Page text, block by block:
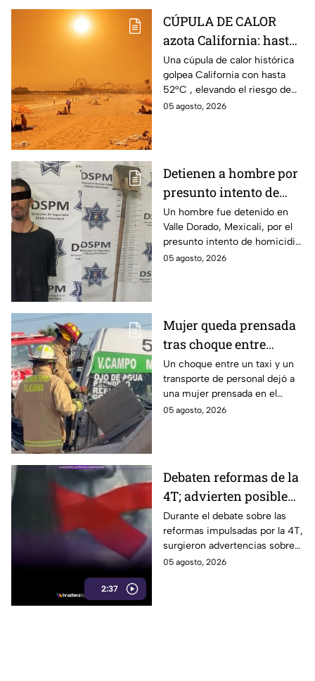
CÚPULA DE CALOR
azota California: hasta
52°C en estas zonas ⚠️
Una cúpula de calor histórica
golpea California con hasta
52°C , elevando el riesgo de
incendios, así que tomas
05 agosto, 2026
Detienen a hombre por
presunto intento de
homicidio con una pala
en Mexicali; habría
atacado a otro mientras
dormía
Un hombre fue detenido en
Valle Dorado, Mexicali, por el
presunto intento de homicidio
de otro con una pala. La
05 agosto, 2026
Mujer queda prensada
tras choque entre
transporte público y de
personal en Tijuana
Un choque entre un taxi y un
transporte de personal dejó a
una mujer prensada en el
bulevar Insurgentes, a la altura
05 agosto, 2026
2:37
Debaten reformas de la
4T; advierten posible
control sobre la
información y voces
críticas
Durante el debate sobre las
reformas impulsadas por la 4T,
surgieron advertencias sobre
un posible impacto en la
05 agosto, 2026